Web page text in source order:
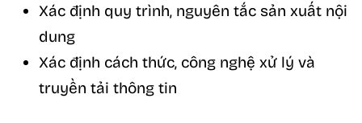
Xác định quy trình, nguyên tắc sản xuất nội
dung
Xác định cách thức, công nghệ xử lý và
truyền tải thông tin